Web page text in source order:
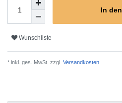
In
Wunschliste
* inkl. ges. MwSt. zzgl. Versandkosten